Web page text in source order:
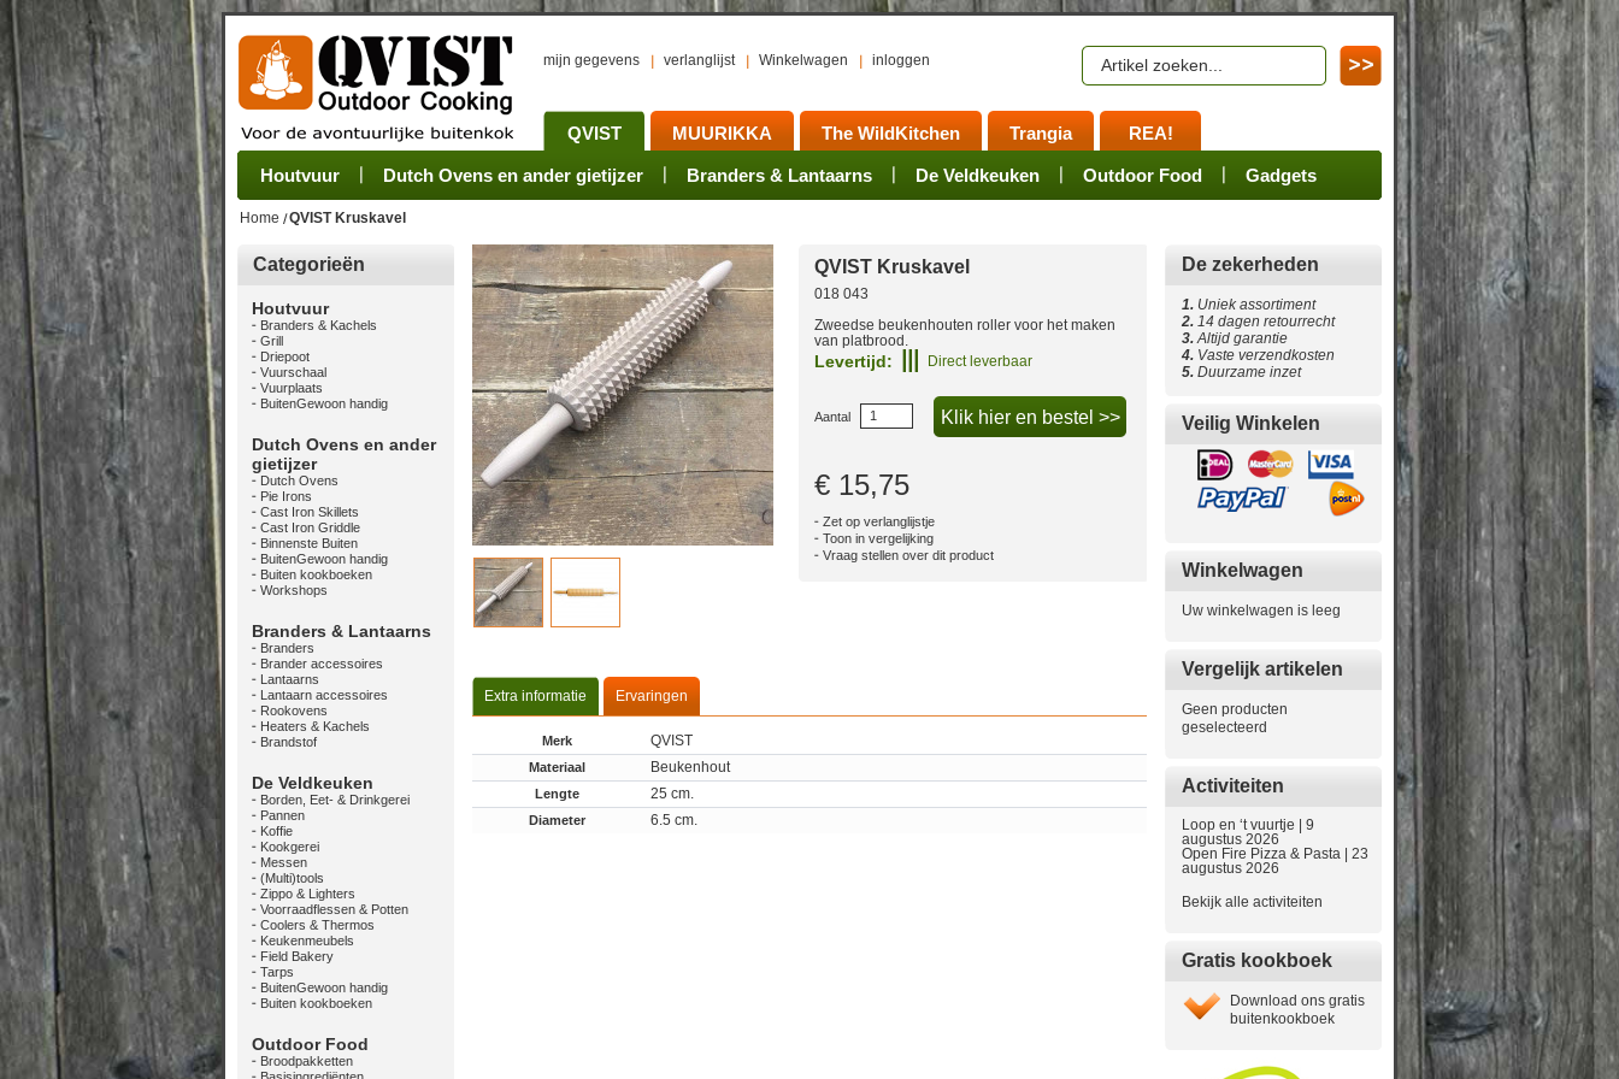
mijn gegevens verlanglijst Winkelwagen inloggen
QVIST
Houtvuur Dutch Ovens en ander gietijzer Branders & Lantaarns De Veldkeuken Outdoor Food Gadgets
MUURIKKA
Grillplaat & ijzers Pannen Rookovens Kotakeittio Branders Sets Accessoires
The WildKitchen
Oogsten Verwerken Bewaren Onderhoud Activiteiten Groepsarrangementen
Trangia
Sets Stoves Camping sets Pots, Pans, Kettles Mess tins Accessoires Spares Merchandize
REA!
Home QVIST Kruskavel
Categorieën
Houtvuur
Branders & Kachels
Grill
Driepoot
Vuurschaal
Vuurplaats
BuitenGewoon handig
Dutch Ovens en ander
gietijzer
Dutch Ovens
Pie Irons
Cast Iron Skillets
Cast Iron Griddle
Binnenste Buiten
BuitenGewoon handig
Buiten kookboeken
Workshops
Branders & Lantaarns
Branders
Brander accessoires
Lantaarns
Lantaarn accessoires
Rookovens
Heaters & Kachels
Brandstof
De Veldkeuken
Borden, Eet- & Drinkgerei
Pannen
Koffie
Kookgerei
Messen
(Multi)tools
Zippo & Lighters
Voorraadflessen & Potten
Coolers & Thermos
Keukenmeubels
Field Bakery
Tarps
BuitenGewoon handig
Buiten kookboeken
Outdoor Food
Broodpakketten
QVIST Kruskavel
018 043
Zweedse beukenhouten roller voor het maken
van platbrood.
Levertijd: Direct leverbaar
Aantal
€ 15,75
Zet op verlanglijstje
Toon in vergelijking
Vraag stellen over dit product
Extra informatie Ervaringen
Merk QVIST
Materiaal Beukenhout
Lengte 25 cm.
Diameter 6.5 cm.
De zekerheden
1. Uniek assortiment
2. 14 dagen retourrecht
3.Altijd garantie
4. Vaste verzendkosten
5. Duurzame inzet
Veilig Winkelen
Winkelwagen
Uw winkelwagen is leeg
Vergelijk artikelen
Geen producten
geselecteerd
Activiteiten
Loop en ‘t vuurtje | 9
augustus 2026
Open Fire Pizza & Pasta | 23
augustus 2026
Bekijk alle activiteiten
Gratis kookboek
Download ons gratis
buitenkookboek